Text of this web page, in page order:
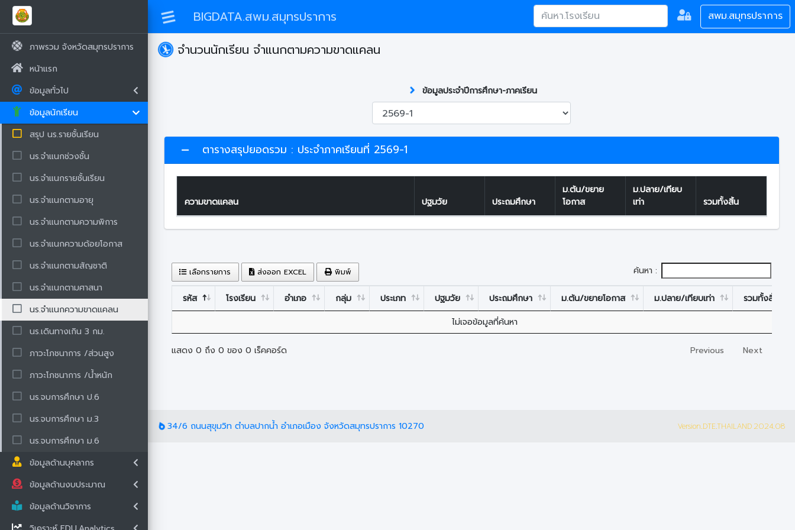
BIGDATA.สพม.สมุทรปราการ สพม.สมุทรปราการ
ภาพรวม จังหวัดสมุทรปราการ
หน้าแรก
ข้อมูลทั่วไป
ข้อมูลนักเรียน
สรุป นร.รายชั้นเรียน
นร.จำแนกช่วงชั้น
นร.จำแนกรายชั้นเรียน
นร.จำแนกตามอายุ
นร.จำแนกตามความพิการ
นร.จำแนกความด้อยโอกาส
นร.จำแนกตามสัญชาติ
นร.จำแนกตามศาสนา
นร.จำแนกความขาดแคลน
นร.เดินทางเกิน 3 กม.
ภาวะโภชนาการ /ส่วนสูง
ภาวะโภชนาการ /น้ำหนัก
นร.จบการศึกษา ป.6
นร.จบการศึกษา ม.3
นร.จบการศึกษา ม.6
ข้อมูลด้านบุคลากร
ข้อมูลด้านงบประมาณ
ข้อมูลด้านวิชาการ
จำนวนนักเรียน จำแนกตามความขาดแคลน
ข้อมูลประจำปีการศึกษา-ภาคเรียน
ตารางสรุปยอดรวม : ประจำภาคเรียนที่ 2569-1
ความขาดแคลน ปฐมวัย ประถมศึกษา
ม.ต้น/ขยาย
โอกาส
ม.ปลาย/เทียบ
เท่า
รวมทั้งสิ้น
เลือกรายการ ส่งออก EXCEL พิมพ์ ค้นหา :
รหัส โรงเรียน อำเภอ กลุ่ม ประเภท ปฐมวัย ประถมศึกษา ม.ต้น/ขยายโอกาส ม.ปลาย/เทียบเท่า
รวมทั้งสิ้น
ไม่เจอข้อมูลที่ค้นหา
แสดง 0 ถึง 0 ของ 0 เร็คคอร์ด Previous Next
34/6 ถนนสุขุมวิท ตำบลปากน้ำ อำเภอเมือง จังหวัดสมุทรปราการ 10270 Version.DTE.THAILAND 2024.08